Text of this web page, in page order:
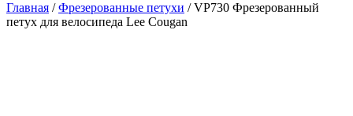
cart
Главная /Фрезерованные петухи / VP730 Фрезерованный
петух для велосипеда Lee Cougan